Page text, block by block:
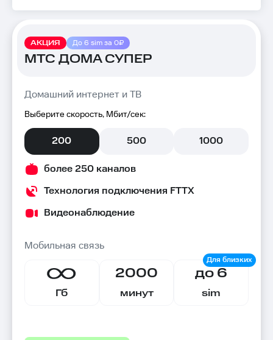
АКЦИЯ До 6 sim за 0₽
МТС ДОМА СУПЕР
Домашний интернет и ТВ
Выберите скорость, Мбит/сек:
200 500 1000
более 250 каналов
Технология подключения FTTX
Видеонаблюдение
Мобильная связь
Гб
2000
минут
до 6
sim